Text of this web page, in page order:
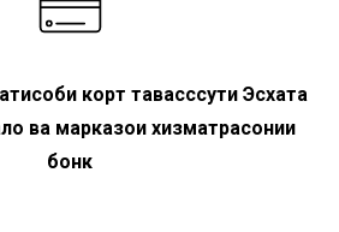
корт тавасссути Эсхата
ва марказҳои хизматрасонии
бонк